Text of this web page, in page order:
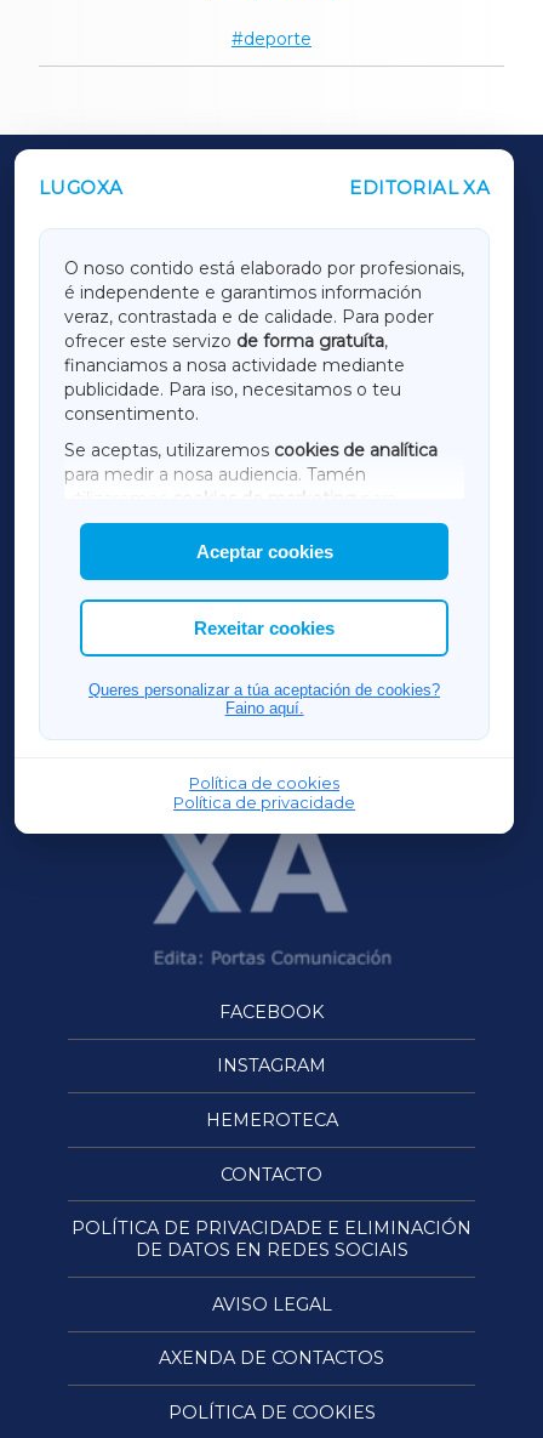
deporte
LUGOXA EDITORIAL XA
O noso contido está elaborado por profesionais,
é independente e garantimos información
veraz, contrastada e de calidade. Para poder
ofrecer este servizo de forma gratuíta,
financiamos a nosa actividade mediante
publicidade. Para iso, necesitamos o teu
consentimento.
Se aceptas, utilizaremos cookies de analítica
para medir a nosa audiencia. Tamén
utilizaremos
cookies de marketing
mostrar publicidade de terceiros.
Así mesmo, podes personalizar a elección das
cookies que desexas permitir.
Aceptar cookies
Rexeitar cookies
Queres personalizar a túa aceptación de cookies?
Faino aquí.
Política de cookies
Política de privacidade
OUTROS PERIÓDICOS
LUGOXA
TERRACHAXA
AMARIÑAXA
RIBEIRASACRAXA
ACORUÑAXA
FERROLXA
OURENSEXA
FACEBOOK
INSTAGRAM
HEMEROTECA
CONTACTO
POLÍTICA DE PRIVACIDADE E ELIMINACIÓN
DE DATOS EN REDES SOCIAIS
AVISO LEGAL
AXENDA DE CONTACTOS
POLÍTICA DE COOKIES